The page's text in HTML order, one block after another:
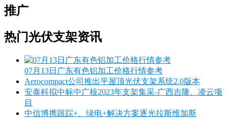
推广
热门光伏支架资讯
07月13日广东有色铝加工价格行情参考
Aerocompact公司推出平屋顶光伏支架系统2.0版本
安泰科拟中标中广核2023年支架集采-广西吉隆、凌云项
目
中信博携跟踪+、绿电+解决方案逐光拉斯维加斯